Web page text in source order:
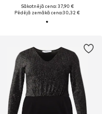
Sākotnējā cena: 37,90 €
Pēdējā zemākā cena:30,32 €